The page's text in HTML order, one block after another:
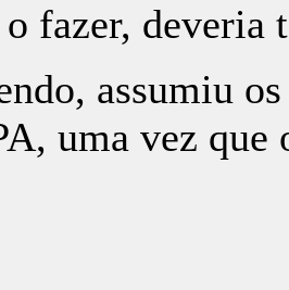
fazer, deveria
assumiu
uma vez